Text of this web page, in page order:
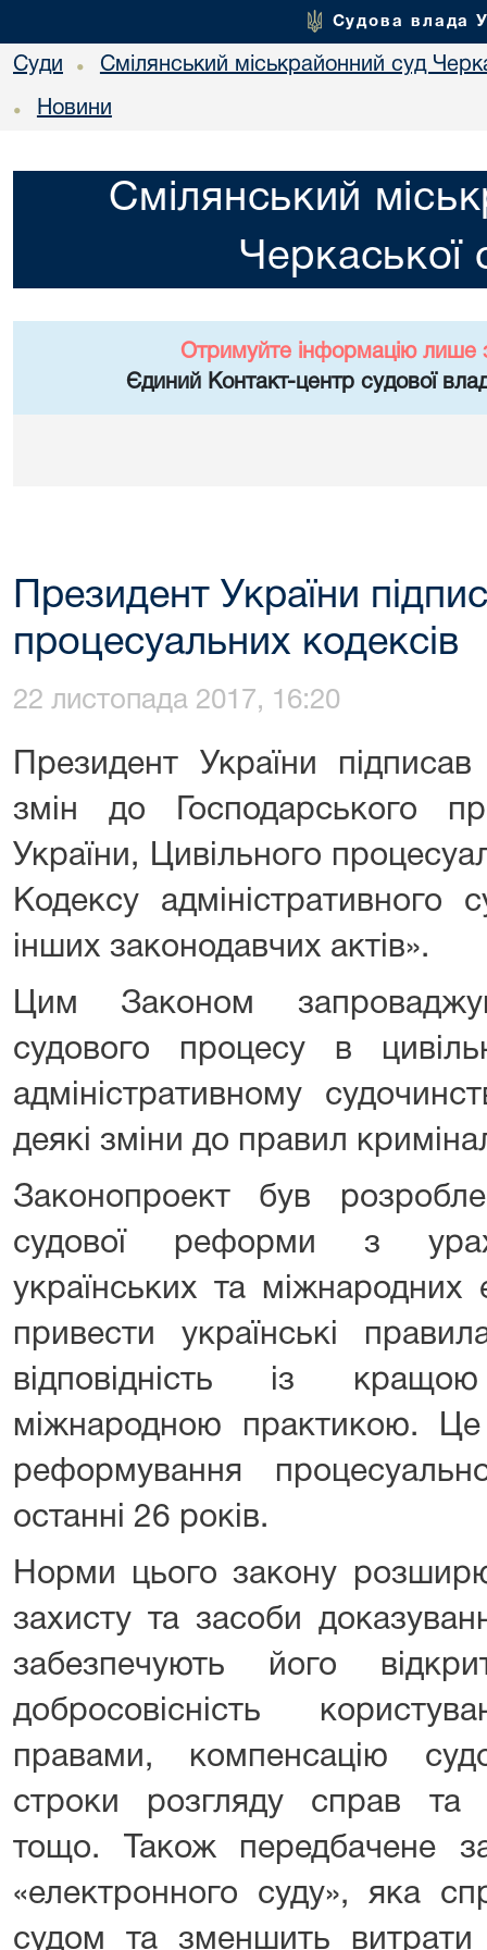
Судова влада
Суди • Смілянський міськрайонний суд
• Новини
Смілянський
Черкаської
Отримуйте інформацію лише
Єдиний Контакт-центр судової
Президент України
процесуальних кодексів
22 листопада 2017, 16:20
Президент України
змін до Господарського
України, Цивільного
Кодексу адміністративного
інших законодавчих актів».
Цим Законом
судового процесу в
адміністративному
деякі зміни до правил
Законопроект був
судової реформи з
українських та міжнародних
привести українські
відповідність із
міжнародною практикою.
реформування
останні 26 років.
Норми цього закону
захисту та засоби
забезпечують його
добросовісність
правами, компенсацію
строки розгляду справ та
тощо. Також передбачене
«електронного суду», яка
судом та зменшить витрати